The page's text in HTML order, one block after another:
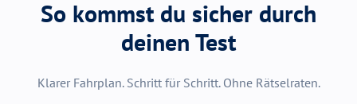
So kommst du sicher durch
deinen Test
Klarer Fahrplan. Schritt für Schritt. Ohne Rätselraten.